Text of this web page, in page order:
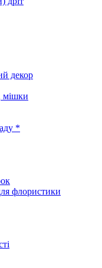
декор
мішки
*
флористики